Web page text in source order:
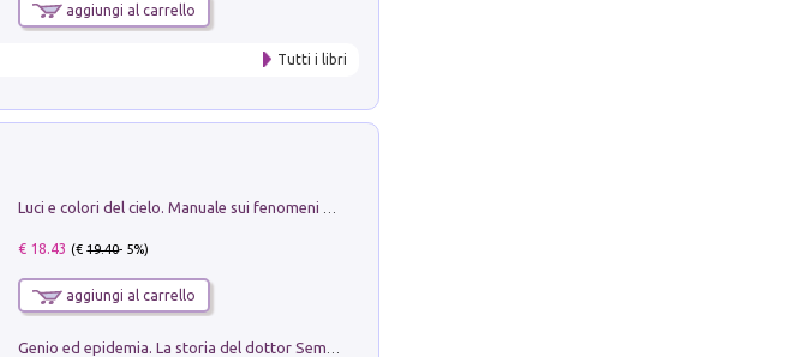
aggiungi al carrello
Tutti i libri
€ 18.43 (€19.40- 5%)
aggiungi al carrello